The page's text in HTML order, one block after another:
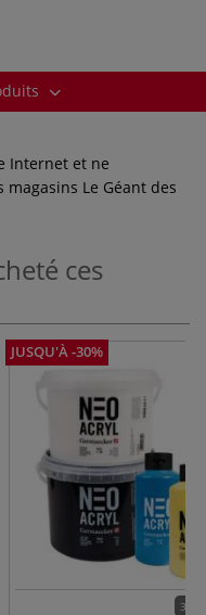
Internet et ne
Le Géant des
ces
JUSQU'À -30%
37